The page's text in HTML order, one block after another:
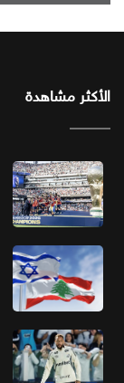
الأكثر مشاهدة